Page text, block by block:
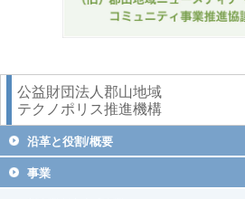
公益財団法人郡山地域
テクノポリス推進機構
沿革と役割/概要
事業